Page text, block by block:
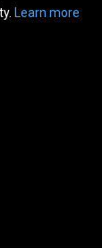
Learn more